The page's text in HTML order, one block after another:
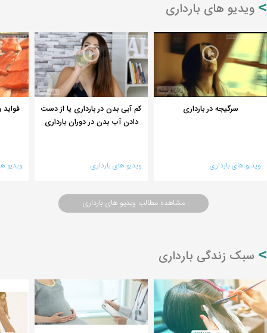
ویدیو های بارداری
سرگیجه در بارداری
ویدیو های بارداری
کم آبی بدن در بارداری یا از دست
دادن آب بدن در دوران بارداری
ویدیو های بارداری ویدیو
مشاهده مطالب ویدیو های بارداری
سبک زندگی بارداری